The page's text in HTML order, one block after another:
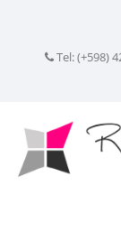
Tel: (+598)